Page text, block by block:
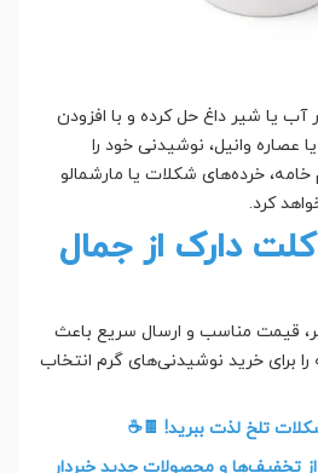
آب یا شیر داغ حل کرده و با افزودن
عصاره وانیل، نوشیدنی خود را
خرده‌های شکلات یا مارشمالو
کرد.
دارک از جمال
قیمت مناسب و ارسال سریع باعث
را برای خرید نوشیدنی‌های گرم انتخاب
تلخ لذت ببرید! 🍫☕
تخفیف‌ها و محصولات جدید خبردار